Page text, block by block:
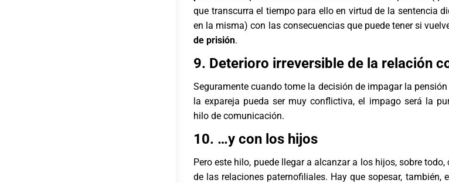
que transcurra el tiempo para ello en virtud de la sentencia
en la misma) con las consecuencias que puede tener si
de prisión.
9. Deterioro irreversible de la relación
Seguramente cuando tome la decisión de impagar la
la expareja pueda ser muy conflictiva, el impago será la
hilo de comunicación.
10. …y con los hijos
Pero este hilo, puede llegar a alcanzar a los hijos, sobre
de las relaciones paternofiliales. Hay que sopesar, también,